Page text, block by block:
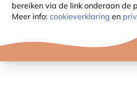
bereiken via de link onderaan de
Meer info: cookieverklaring en